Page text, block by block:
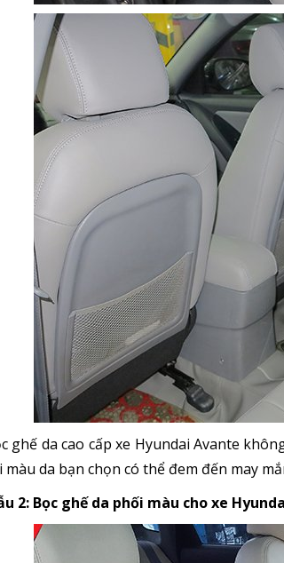
ghế da cao cấp xe Hyundai Avante
màu da bạn chọn có thể đem đến may
2: Bọc ghế da phối màu cho xe